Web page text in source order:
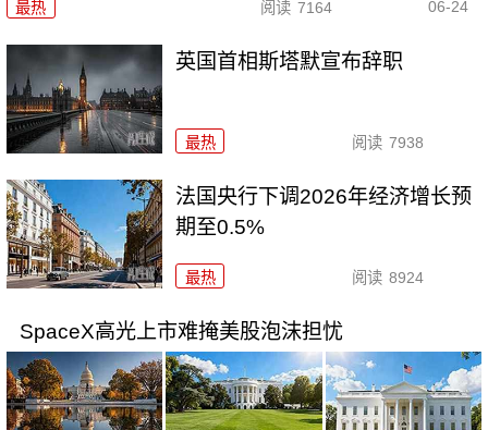
最热 阅读 7164 06-24
英国首相斯塔默宣布辞职
最热 阅读 7938
法国央行下调2026年经济增长预
期至0.5%
最热 阅读 8924
SpaceX高光上市难掩美股泡沫担忧